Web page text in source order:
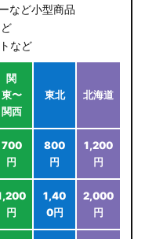
など小型商品
など
関
東〜
関西
東北 北海道
700
円
800
円
1,200
円
円
1,40
0円
2,000
円